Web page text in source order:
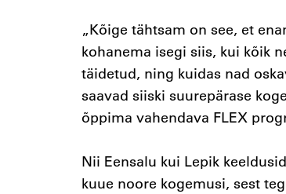
„Kõige tähtsam on see, et
kohanema isegi siis, kui kõik
täidetud, ning kuidas nad
saavad siiski suurepärase
õppima vahendava FLEX
Nii Eensalu kui Lepik
kuue noore kogemusi, sest